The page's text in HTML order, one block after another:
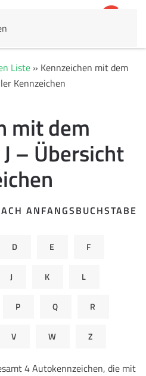
Liste » Kennzeichen mit dem
Kennzeichen
mit dem
– Übersicht
ANFANGSBUCHSTABE
D E F
J K L
P Q R
V W Z
4 Autokennzeichen, die mit